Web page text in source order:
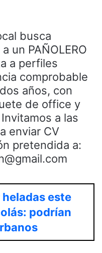
busca
un PAÑOLERO
a perfiles
comprobable
años, con
de office y
a las
enviar CV
pretendida a:
heladas este
podrían